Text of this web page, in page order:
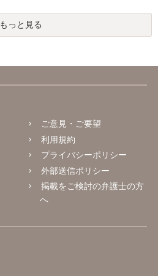
もっと見る
ご意見・ご要望
利用規約
プライバシーポリシー
外部送信ポリシー
掲載をご検討の弁護士の方
へ